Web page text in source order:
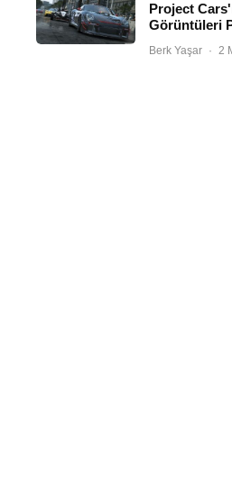
Project
Görüntüleri
Berk Yaşar · 2